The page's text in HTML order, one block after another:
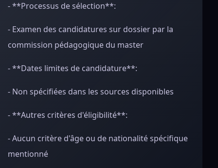
- **Processus de sélection**:
- Examen des candidatures sur dossier par la
commission pédagogique du master
- **Dates limites de candidature**:
- Non spécifiées dans les sources disponibles
- **Autres critères d'éligibilité**:
- Aucun critère d'âge ou de nationalité spécifique
mentionné